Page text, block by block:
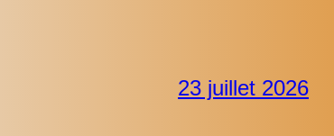
23 juillet 2026